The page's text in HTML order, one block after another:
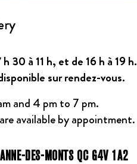
30 à 11 h, et de 16 h à 19 h.
sur rendez-vous.
and 4 pm to 7 pm.
available by appointment.
DES-MONTS QC G4V 1A2